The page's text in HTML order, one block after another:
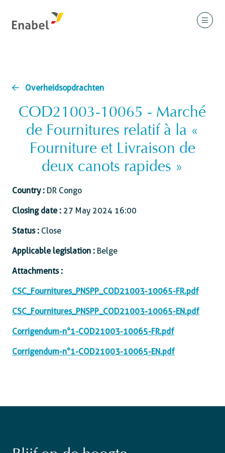
Overheidsopdrachten
COD21003-10065 - Marché
de Fournitures relatif à la «
Fourniture et Livraison de
deux canots rapides »
Country : DR Congo
Closing date : 27 May 2024 16:00
Status : Close
Applicable legislation : Belge
Attachments :
CSC_Fournitures_PNSPP_COD21003-10065-FR.pdf
CSC_Fournitures_PNSPP_COD21003-10065-EN.pdf
Corrigendum-n°1-COD21003-10065-FR.pdf
Corrigendum-n°1-COD21003-10065-EN.pdf